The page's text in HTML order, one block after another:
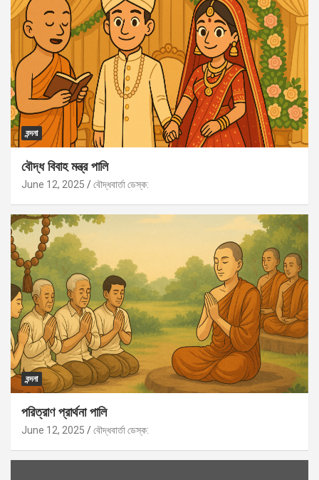
বন্দনা
বৌদ্ধ বিবাহ মন্ত্র পালি
June 12, 2025 বৌদ্ধবার্তা ডেস্ক:
বন্দনা
পরিত্রাণ প্রার্থনা পালি
June 12, 2025 বৌদ্ধবার্তা ডেস্ক: